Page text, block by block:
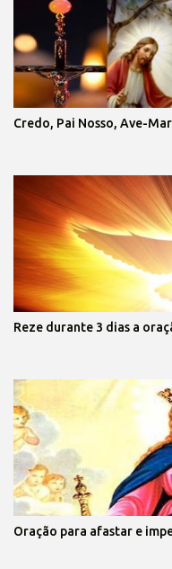
Credo, Pai Nosso, Ave-
Reze durante 3 dias a
Oração para afastar e